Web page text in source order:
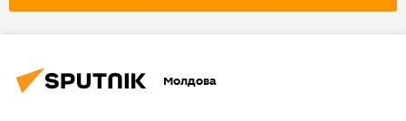
Молдова